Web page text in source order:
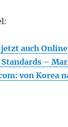
auch Online
Standards –
von Korea